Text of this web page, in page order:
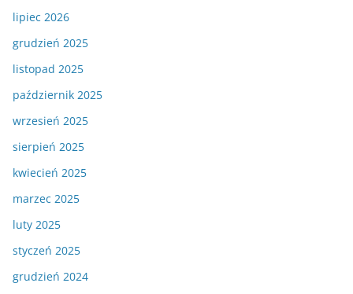
lipiec 2026
grudzień 2025
listopad 2025
październik 2025
wrzesień 2025
sierpień 2025
kwiecień 2025
marzec 2025
luty 2025
styczeń 2025
grudzień 2024